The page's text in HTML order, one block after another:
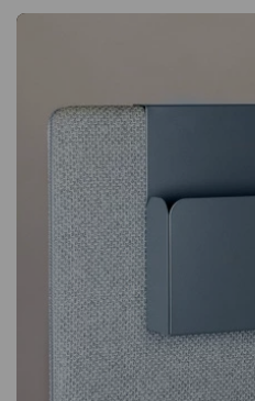
Bedarf Neben Pflanzen kann
genutzt werden. Bewahren Sie
griffbereit haben möchten – wie
Gegenstände, die sonst leicht
Blumentopf für alle ScreenIT
Einfach über die Kante hängen
ruhige Arbeitsatmosphäre
A30 Tischtrennwände Lässt
hängen Elegantes Design aus
Linien Auch als praktische